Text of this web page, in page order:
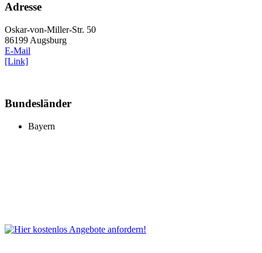
Adresse
Oskar-von-Miller-Str. 50
86199 Augsburg
E-Mail
[Link]
Bundesländer
Bayern